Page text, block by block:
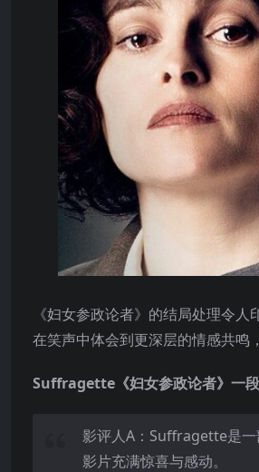
《妇女参政论者》的结局处理令
在笑声中体会到更深层的情感共鸣
Suffragette《妇女参政论者》一段
影评人A：Suffragette是一
影片充满惊喜与感动。